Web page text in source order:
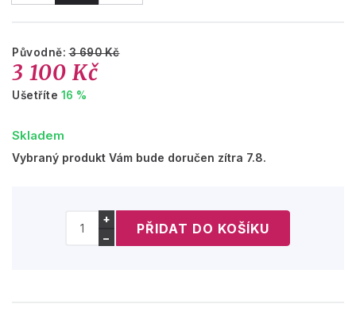
Původně:3 690 Kč
3 100 Kč
Ušetříte 16 %
Skladem
Vybraný produkt Vám bude doručen zítra 7.8.
+
−